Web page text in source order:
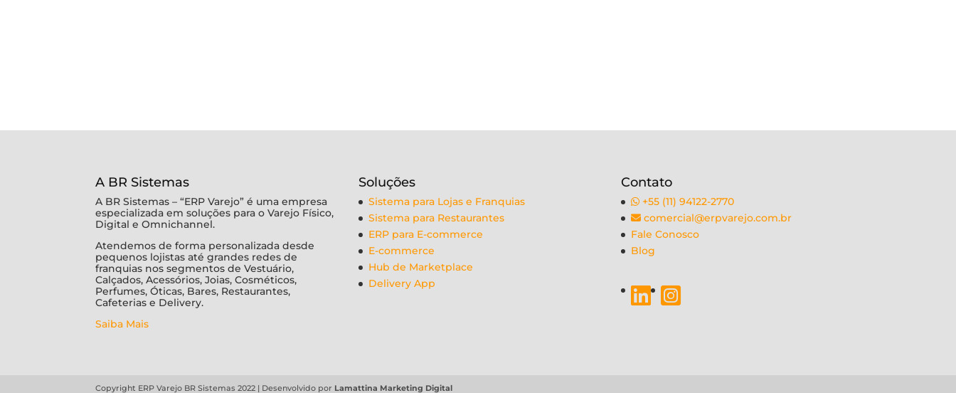
A BR Sistemas
A BR Sistemas – “ERP Varejo” é uma empresa
especializada em soluções para o Varejo Físico,
Digital e Omnichannel.
Atendemos de forma personalizada desde
pequenos lojistas até grandes redes de
franquias nos segmentos de Vestuário,
Calçados, Acessórios, Joias, Cosméticos,
Perfumes, Óticas, Bares, Restaurantes,
Cafeterias e Delivery.
Saiba Mais
Soluções
Sistema para Lojas e Franquias
Sistema para Restaurantes
ERP para E-commerce
E-commerce
Hub de Marketplace
Delivery App
Contato
+55 (11) 94122-2770
comercial@erpvarejo.com.br
Fale Conosco
Blog
Copyright ERP Varejo BR Sistemas 2022 | Desenvolvido por Lamattina Marketing Digital